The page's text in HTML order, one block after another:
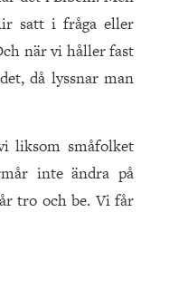
satt i fråga eller
när vi håller fast
då lyssnar man
liksom småfolket
inte ändra på
tro och be. Vi får